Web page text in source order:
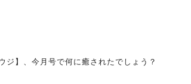
ジ】、今月号で何に癒されたでしょう？